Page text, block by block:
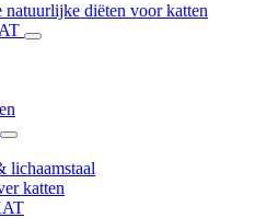
diëten voor katten
lichaamstaal
katten